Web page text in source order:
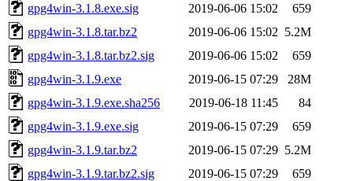
gpg4win-3.1.8.exe.sig
2019-06-06 15:02
659
gpg4win-3.1.8.tar.bz2
2019-06-06 15:02 5.2M
gpg4win-3.1.8.tar.bz2.sig
2019-06-06 15:02
659
gpg4win-3.1.9.exe
2019-06-15 07:29
28M
gpg4win-3.1.9.exe.sha256
2019-06-18 11:45
84
gpg4win-3.1.9.exe.sig
2019-06-15 07:29
659
gpg4win-3.1.9.tar.bz2
2019-06-15 07:29 5.2M
gpg4win-3.1.9.tar.bz2.sig
2019-06-15 07:29
659